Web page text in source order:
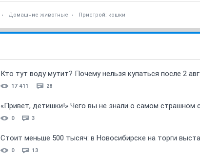
Домашние животные Пристрой: кошки
Кто тут воду мутит? Почему нельзя купаться после 2
17 411 28
«Привет, детишки!» Чего вы не знали о самом страшном
0 3
Стоит меньше 500 тысяч: в Новосибирске на торги
0 13